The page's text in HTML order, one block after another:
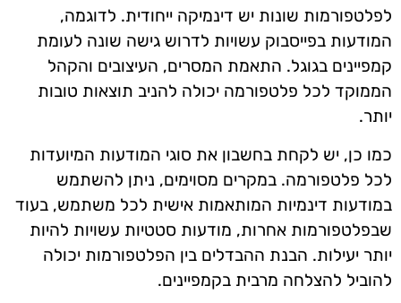
לפלטפורמות שונות יש דינמיקה ייחודית. לדוגמה,
המודעות בפייסבוק עשויות לדרוש גישה שונה לעומת
קמפיינים בגוגל. התאמת המסרים, העיצובים והקהל
הממוקד לכל פלטפורמה יכולה להניב תוצאות טובות
יותר.
כמו כן, יש לקחת בחשבון את סוגי המודעות המיועדות
לכל פלטפורמה. במקרים מסוימים, ניתן להשתמש
במודעות דינמיות המותאמות אישית לכל משתמש, בעוד
שבפלטפורמות אחרות, מודעות סטטיות עשויות להיות
יותר יעילות. הבנת ההבדלים בין הפלטפורמות יכולה
להוביל להצלחה מרבית בקמפיינים.